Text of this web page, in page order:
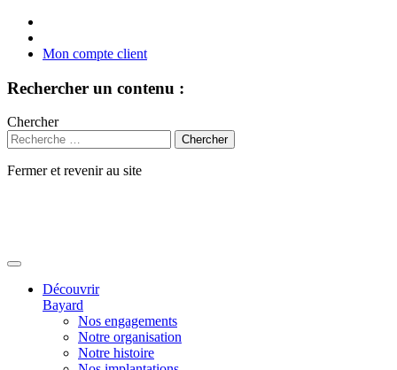
Mon compte client
Rechercher un contenu :
Chercher
Fermer et revenir au site
Découvrir
Bayard
Nos engagements
Notre organisation
Notre histoire